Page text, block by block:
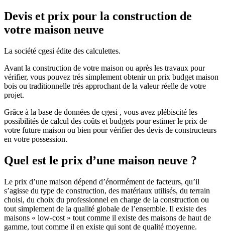
Devis et prix pour la construction de
votre maison neuve
La société cgesi édite des calculettes.
Avant la construction de votre maison ou après les travaux pour
vérifier, vous pouvez trés simplement obtenir un prix budget maison
bois ou traditionnelle trés approchant de la valeur réelle de votre
projet.
Grâce à la base de données de cgesi , vous avez plébiscité les
possibilités de calcul des coûts et budgets pour estimer le prix de
votre future maison ou bien pour vérifier des devis de constructeurs
en votre possession.
Quel est le prix d’une maison neuve ?
Le prix d’une maison dépend d’énormément de facteurs, qu’il
s’agisse du type de construction, des matériaux utilisés, du terrain
choisi, du choix du professionnel en charge de la construction ou
tout simplement de la qualité globale de l’ensemble. Il existe des
maisons « low-cost » tout comme il existe des maisons de haut de
gamme, tout comme il en existe qui sont de qualité moyenne.